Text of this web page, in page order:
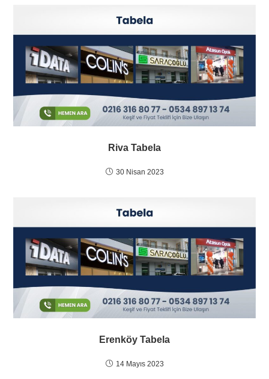
Riva Tabela
30 Nisan 2023
Erenköy Tabela
14 Mayıs 2023